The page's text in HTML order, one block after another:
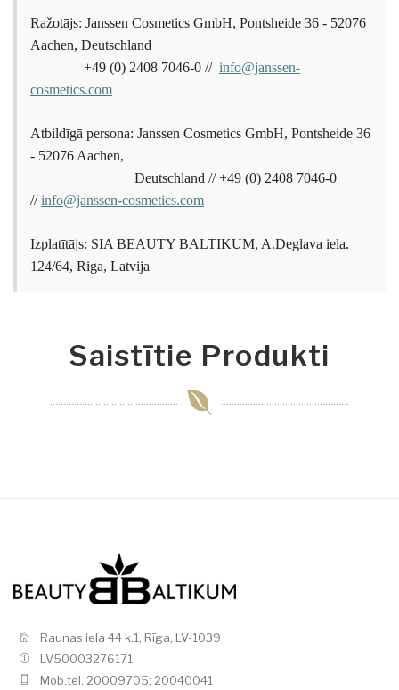
Ražotājs: Janssen Cosmetics GmbH, Pontsheide 36 - 52076
Aachen, Deutschland
+49 (0) 2408 7046-0 // info@janssen-
cosmetics.com
Atbildīgā persona: Janssen Cosmetics GmbH, Pontsheide 36
- 52076 Aachen,
Deutschland // +49 (0) 2408 7046-0
//info@janssen-cosmetics.com
Izplatītājs: SIA BEAUTY BALTIKUM, A.Deglava iela.
124/64, Riga, Latvija
Saistītie Produkti
Raunas iela 44 k.1, Rīga, LV-1039
LV50003276171
Mob.tel. 20009705; 20040041